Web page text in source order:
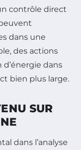
contrôle direct
dans une
des actions
dans
bien plus large.
SUR
dans l’analyse